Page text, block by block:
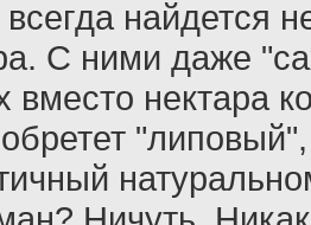
найдется
С ними даже
вместо нектара